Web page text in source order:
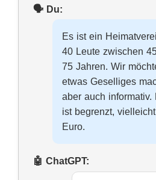
Es ist ein
40 Leute zwischen
75 Jahren. Wir
etwas Geselliges
aber auch informativ.
ist begrenzt,
Euro.